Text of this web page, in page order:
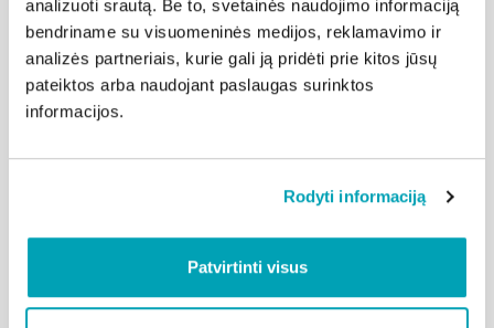
analizuoti srautą. Be to, svetainės naudojimo informaciją
bendriname su visuomeninės medijos, reklamavimo ir
analizės partneriais, kurie gali ją pridėti prie kitos jūsų
pateiktos arba naudojant paslaugas surinktos
informacijos.
Rodyti informaciją
Patvirtinti visus
Susijusios naujienos
" loading="lazy"/>
Kalba Šiauliai 2026-08-03